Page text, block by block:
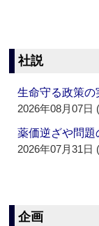
社説
生命守る政策の
2026年08月07日
薬価逆ざや問題
2026年07月31日
企画